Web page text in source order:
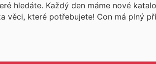
hledáte. Každý den máme nové
věci, které potřebujete! Con má plný